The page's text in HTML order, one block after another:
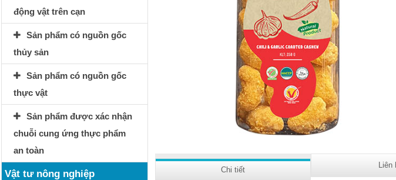
động vật trên cạn
Sản phẩm có nguồn gốc
thủy sản
Sản phẩm có nguồn gốc
thực vật
Sản phẩm được xác nhận
chuỗi cung ứng thực phẩm
an toàn
Vật tư nông nghiệp Chi tiết
Liên